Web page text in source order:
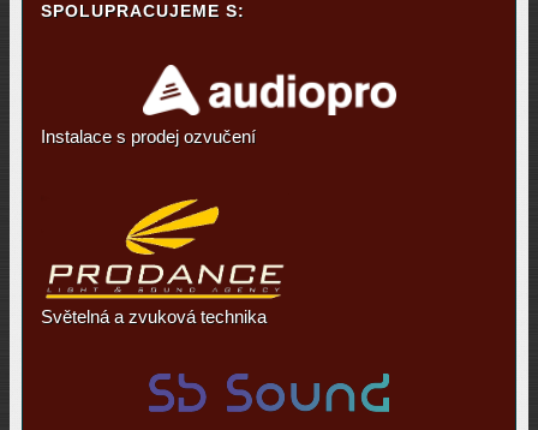
SPOLUPRACUJEME S:
Instalace s prodej ozvučení
Světelná a zvuková technika